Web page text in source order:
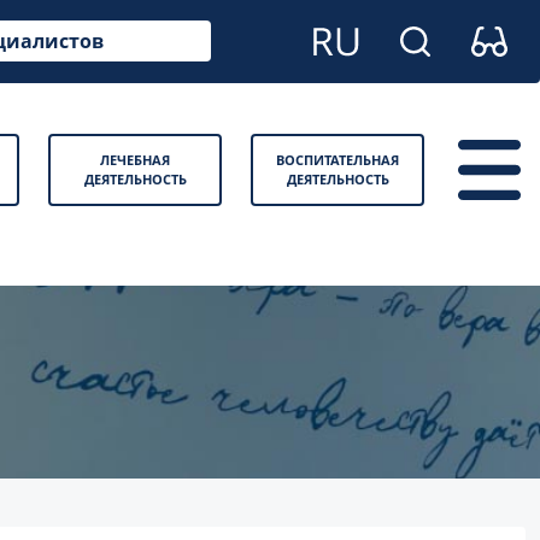
ЛЕЧЕБНАЯ
ДЕЯТЕЛЬНОСТЬ
ВОСПИТАТЕЛЬНАЯ
ДЕЯТЕЛЬНОСТЬ